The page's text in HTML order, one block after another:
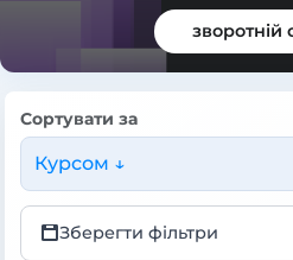
зворотній
Сортувати за
Курсом ↓
Зберегти фільтри